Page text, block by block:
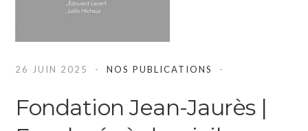
26 JUIN 2025 NOS PUBLICATIONS
Fondation Jean-Jaurès |